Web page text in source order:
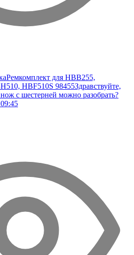
Ремкомплект для HBB255,
HBF510S 98455Здравствуйте,
с шестерней можно разобрать?